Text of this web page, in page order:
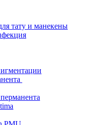
тату и манекены